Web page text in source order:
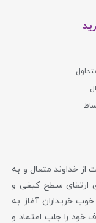
در سال 1378 با استعانت از خداوند متعال و به
ارتقای سطح کیفی و
خوب خریداران آغاز به
خود را جلب اعتماد و